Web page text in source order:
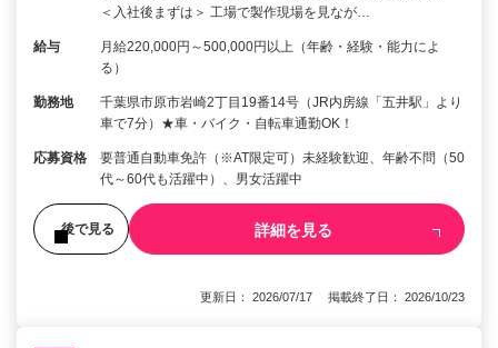
＜入社後まずは＞ 工場で製作現場を見なが…
給与
月給220,000円～500,000円以上（年齢・経験・能力によ
る）
勤務地
千葉県市原市岩崎2丁目19番14号（JR内房線「五井駅」より
車で7分）★車・バイク・自転車通勤OK！
応募資格
要普通自動車免許（※AT限定可）未経験歓迎、年齢不問（50
代～60代も活躍中）、男女活躍中
後で見る 詳細を見る
更新日： 2026/07/17 掲載終了日： 2026/10/23